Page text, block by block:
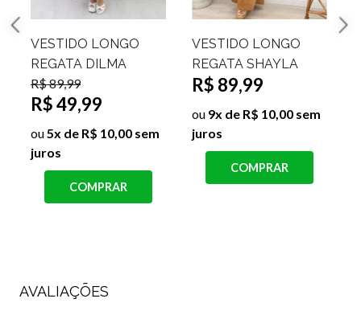
VESTIDO LONGO
REGATA SHAYLA
R$ 89,99
ou9x de R$ 10,00 sem
juros
COMPRAR
CROPPED REGATA
TEXTURIZADO
MILENE
R$ 39,99
ou4x de R$ 10,00 sem
AVALIAÇÕES